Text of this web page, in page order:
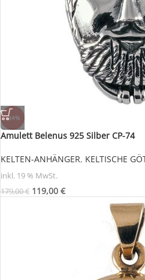
-34%
Amulett Belenus 925 Silber CP-74
KELTEN-ANHÄNGER, KELTISCHE
inkl. 19 % MwSt.
179,00€ 119,00 €